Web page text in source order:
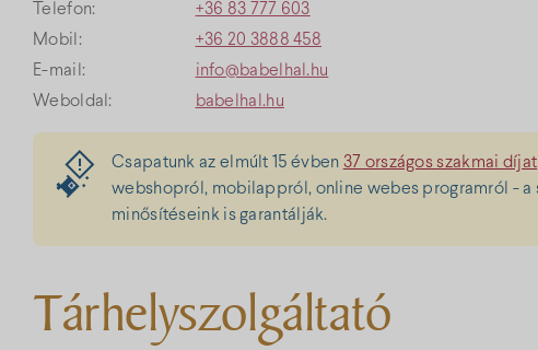
Telefon:
+36 83 777 603
Mobil:
+36 20 3888 458
E-mail:
info@babelhal.hu
Weboldal:
babelhal.hu
Csapatunk az elmúlt 15 évben 37 országos szakmai díjat
webshopról, mobilappról, online webes programról - a
minősítéseink is garantálják.
Tárhelyszolgáltató